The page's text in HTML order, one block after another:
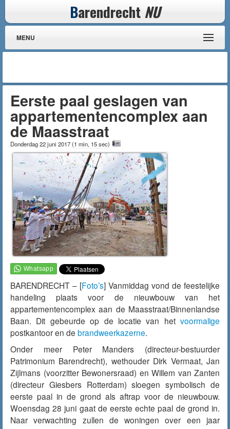
Barendrecht NU
MENU
Eerste paal geslagen van
appartementencomplex aan
de Maasstraat
Donderdag 22 juni 2017(1 min, 15 sec)
BARENDRECHT – [Foto’s] Vanmiddag vond de feestelijke
handeling plaats voor de nieuwbouw van het
appartementencomplex aan de Maasstraat/Binnenlandse
Baan. Dit gebeurde op de locatie van het voormalige
postkantoor en de brandweerkazerne.
Onder meer Peter Manders (directeur-bestuurder
Patrimonium Barendrecht), wethouder Dirk Vermaat, Jan
Zijlmans (voorzitter Bewonersraad) en Willem van Zanten
(directeur Giesbers Rotterdam) sloegen symbolisch de
eerste paal in de grond als aftrap voor de nieuwbouw.
Woensdag 28 juni gaat de eerste echte paal de grond in.
Naar verwachting zullen de woningen over een jaar